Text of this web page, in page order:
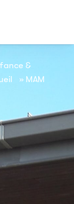
&
» MAM